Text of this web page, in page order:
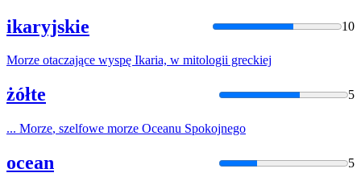
ikaryjskie 10
Morze otaczające wyspę Ikaria, w mitologii greckiej
żółte 5
... Morze, szelfowe morze Oceanu Spokojnego
ocean 5